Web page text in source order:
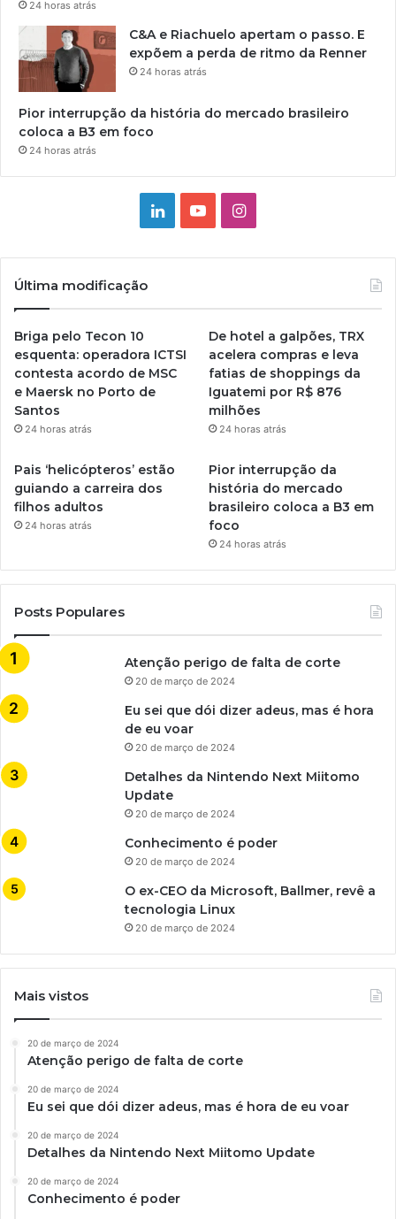
24 horas atrás
C&A e Riachuelo apertam o passo. E
expõem a perda de ritmo da Renner
24 horas atrás
Pior interrupção da história do mercado brasileiro
coloca a B3 em foco
24 horas atrás
LinkedinYouTubeInstagram
Última modificação
Briga pelo Tecon 10
esquenta: operadora ICTSI
contesta acordo de MSC
e Maersk no Porto de
Santos
24 horas atrás
De hotel a galpões, TRX
acelera compras e leva
fatias de shoppings da
Iguatemi por R$ 876
milhões
24 horas atrás
Pais ‘helicópteros’ estão
guiando a carreira dos
filhos adultos
24 horas atrás
Pior interrupção da
história do mercado
brasileiro coloca a B3 em
foco
24 horas atrás
Posts Populares
Atenção perigo de falta de corte
20 de março de 2024
Eu sei que dói dizer adeus, mas é hora
de eu voar
20 de março de 2024
Detalhes da Nintendo Next Miitomo
Update
20 de março de 2024
Conhecimento é poder
20 de março de 2024
O ex-CEO da Microsoft, Ballmer, revê a
tecnologia Linux
20 de março de 2024
Mais vistos
20 de março de 2024
Atenção perigo de falta de corte
20 de março de 2024
Eu sei que dói dizer adeus, mas é hora de eu voar
20 de março de 2024
Detalhes da Nintendo Next Miitomo Update
20 de março de 2024
Conhecimento é poder